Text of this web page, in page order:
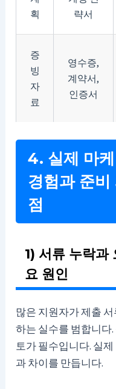
획
략서
증
빙
자
료
영수증,
계약서,
인증서
4. 실제 마
경험과 준
점
1) 서류 누락과
요 원인
많은 지원자가 제출
하는 실수를 범합니다
토가 필수입니다. 실
과 차이를 만듭니다.